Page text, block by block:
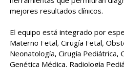
mejores resultados clínicos.
El equipo está integrado por
Materno Fetal, Cirugía Fetal,
Neonatología, Cirugía Pediátrica,
Genética Médica, Radiología